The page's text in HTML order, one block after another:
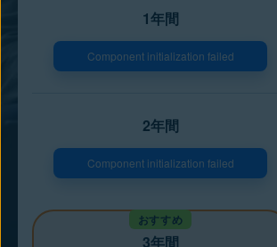
1年間
Component initialization failed
2年間
Component initialization failed
おすすめ
3年間